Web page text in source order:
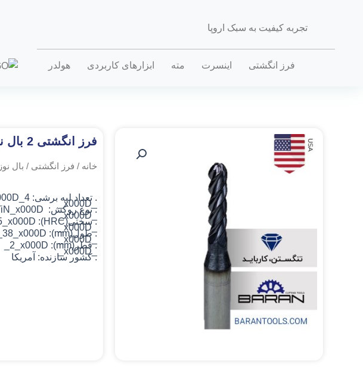
تجربه کیفیت به سبک اروپا
فرز انگشتی اینسرت مته ابزارهای کاربردی هولدر
فرز انگشتی 2 بال نوز گار(GARR) 2*38*8
خانه / فرز انگشتی / بال نوز
. تعداد لبه برشی: 4_x000D_
_x000D_
. نوع روکش: AlTiN _x000D_
_x000D_
. سختی(HRC): 65_x000D_
_x000D_
. طول(mm): 38_x000D_
_x000D_
. قطر(mm): 2_x000D_
_x000D_
. کشور سازنده: آمریکا